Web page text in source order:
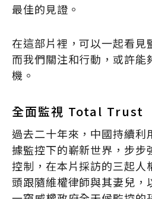
最佳的見證。
在這部片裡，可以一起看見
而我們關注和行動，或許能
機。
全面監視 Total Trust
過去二十年來，中國持續利
據監控下的嶄新世界，步步
控制，在本片採訪的三起人
頭跟隨維權律師與其妻兒，